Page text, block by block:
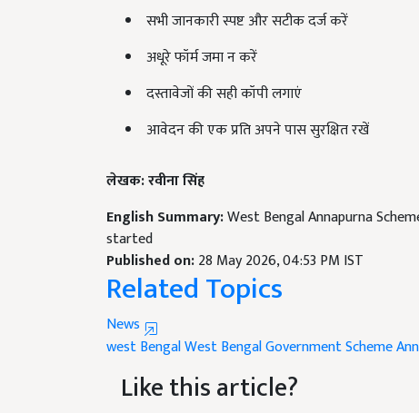
दस्तावेजों की सही कॉपी लगाएं
started
Published on:
Related Topics
News
west Bengal
Like this article?
Hey! I amKJ Staff. Did you liked this article and